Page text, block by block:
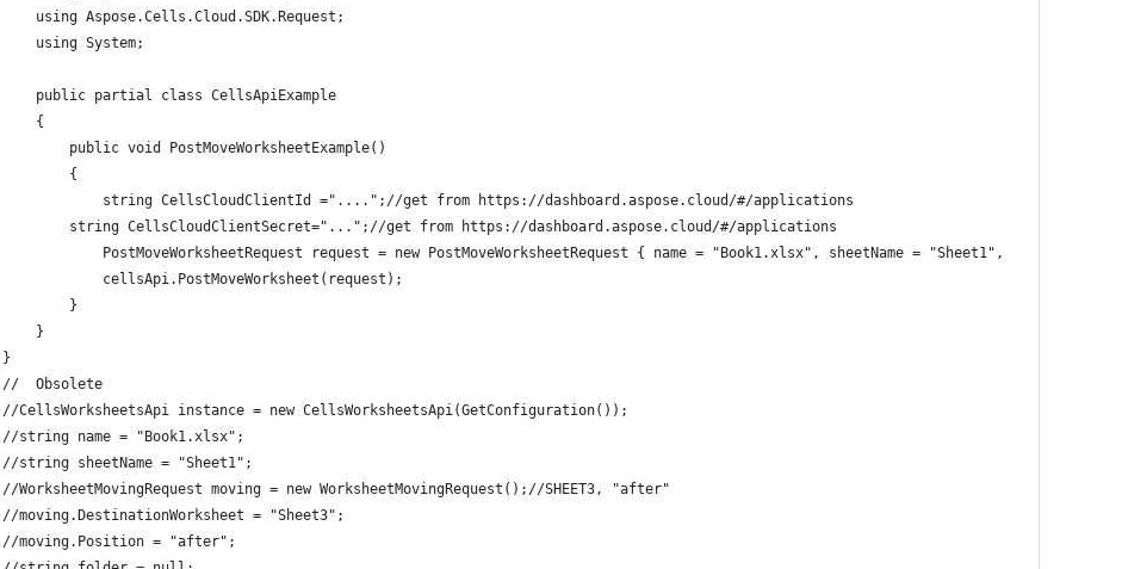
    using Aspose.Cells.Cloud.SDK.Request;
    using System;
    public partial class CellsApiExample
    {
        public void PostMoveWorksheetExample()
        {
            string CellsCloudClientId ="....";//get from https://dashboard.aspose.cloud/#/applications
        string CellsCloudClientSecret="...";//get from https://dashboard.aspose.cloud/#/applications
PostMoveWorksheetRequest request = new PostMoveWorksheetRequest { name = "Book1.xlsx", sheetName = "Sheet1",  moving =
            cellsApi.PostMoveWorksheet(request);
        }
    }
}
//  Obsolete
//CellsWorksheetsApi instance = new CellsWorksheetsApi(GetConfiguration());
//string name = "Book1.xlsx";
//string sheetName = "Sheet1";
//WorksheetMovingRequest moving = new WorksheetMovingRequest();//SHEET3, "after"
//moving.DestinationWorksheet = "Sheet3";
//moving.Position = "after";